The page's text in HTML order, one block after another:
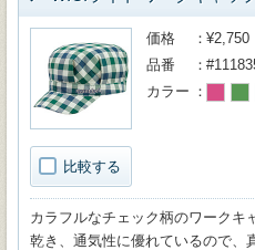
比較する
価格
¥2,750
品番
カラー
カラフルなチェック柄のワークキ
乾き、通気性に優れているので、